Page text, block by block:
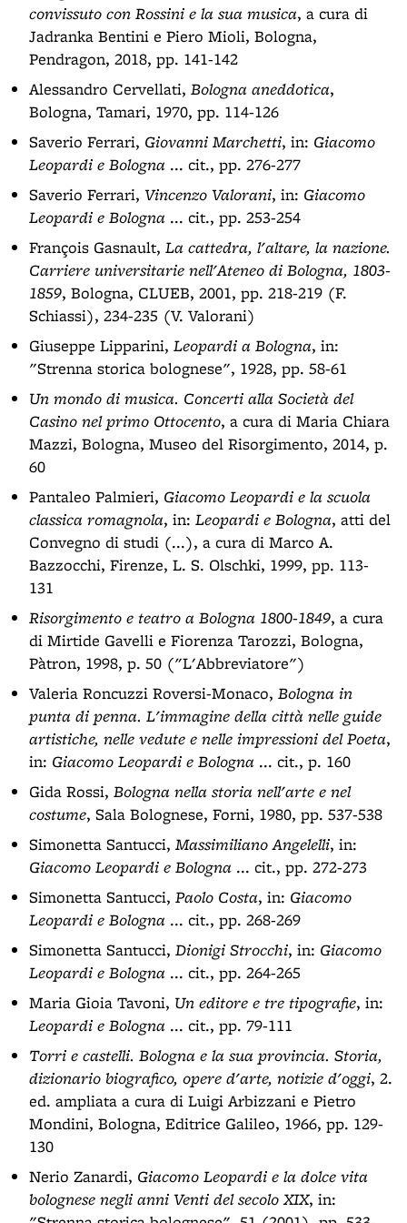
convissuto con Rossini e la sua musica, a cura di
Jadranka Bentini e Piero Mioli, Bologna,
Pendragon, 2018, pp. 141-142
Alessandro Cervellati, Bologna aneddotica,
Bologna, Tamari, 1970, pp. 114-126
Saverio Ferrari, Giovanni Marchetti, in: Giacomo
Leopardi e Bologna ... cit., pp. 276-277
Saverio Ferrari, Vincenzo Valorani, in: Giacomo
Leopardi e Bologna ... cit., pp. 253-254
François Gasnault, La cattedra, l'altare, la nazione.
Carriere universitarie nell'Ateneo di Bologna, 1803-
1859, Bologna, CLUEB, 2001, pp. 218-219 (F.
Schiassi), 234-235 (V. Valorani)
Giuseppe Lipparini, Leopardi a Bologna, in:
"Strenna storica bolognese", 1928, pp. 58-61
Un mondo di musica. Concerti alla Società del
Casino nel primo Ottocento, a cura di Maria Chiara
Mazzi, Bologna, Museo del Risorgimento, 2014, p.
60
Pantaleo Palmieri, Giacomo Leopardi e la scuola
classica romagnola, in: Leopardi e Bologna, atti del
Convegno di studi (...), a cura di Marco A.
Bazzocchi, Firenze, L. S. Olschki, 1999, pp. 113-
131
Risorgimento e teatro a Bologna 1800-1849, a cura
di Mirtide Gavelli e Fiorenza Tarozzi, Bologna,
Pàtron, 1998, p. 50 ("L'Abbreviatore")
Valeria Roncuzzi Roversi-Monaco, Bologna in
punta di penna. L'immagine della città nelle guide
artistiche, nelle vedute e nelle impressioni del Poeta,
in: Giacomo Leopardi e Bologna ... cit., p. 160
Gida Rossi, Bologna nella storia nell'arte e nel
costume, Sala Bolognese, Forni, 1980, pp. 537-538
Simonetta Santucci, Massimiliano Angelelli, in:
Giacomo Leopardi e Bologna ... cit., pp. 272-273
Simonetta Santucci, Paolo Costa, in: Giacomo
Leopardi e Bologna ... cit., pp. 268-269
Simonetta Santucci, Dionigi Strocchi, in: Giacomo
Leopardi e Bologna ... cit., pp. 264-265
Maria Gioia Tavoni, Un editore e tre tipografie, in:
Leopardi e Bologna ... cit., pp. 79-111
Torri e castelli. Bologna e la sua provincia. Storia,
dizionario biografico, opere d'arte, notizie d'oggi, 2.
ed. ampliata a cura di Luigi Arbizzani e Pietro
Mondini, Bologna, Editrice Galileo, 1966, pp. 129-
130
Nerio Zanardi, Giacomo Leopardi e la dolce vita
bolognese negli anni Venti del secolo XIX, in: